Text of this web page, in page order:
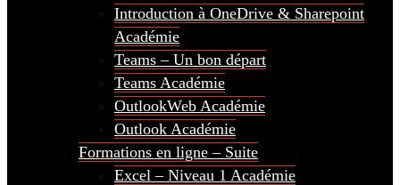
Introduction à OneDrive & Sharepoint
Académie
Teams – Un bon départ
Teams Académie
OutlookWeb Académie
Outlook Académie
Formations en ligne – Suite
Excel – Niveau 1 Académie